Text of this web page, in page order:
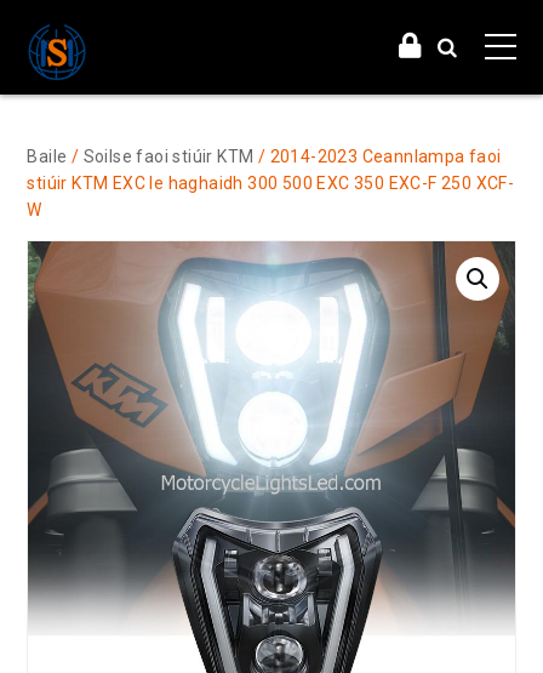
Baile / Soilse faoi stiúir KTM / 2014-2023 Ceannlampa faoi
stiúir KTM EXC le haghaidh 300 500 EXC 350 EXC-F 250 XCF-
W